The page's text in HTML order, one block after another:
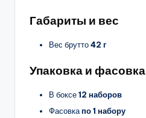
Габариты и вес
Вес брутто42 г
Упаковка и фасовка
В боксе12 наборов
Фасовкапо 1 набору